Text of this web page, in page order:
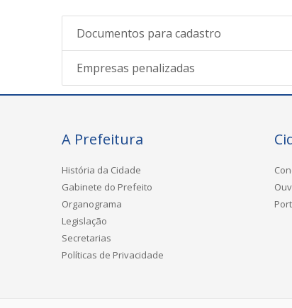
Documentos para cadastro
Empresas penalizadas
A Prefeitura
História da Cidade
Gabinete do Prefeito
Organograma
Legislação
Secretarias
Políticas de Privacidade